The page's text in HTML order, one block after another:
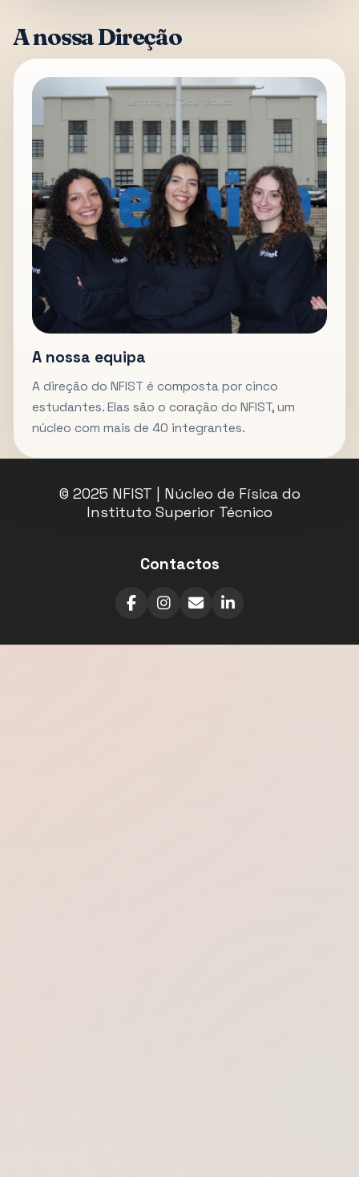
A nossa Direção
A nossa equipa
A direção do NFIST é composta por cinco
estudantes. Elas são o coração do NFIST, um
núcleo com mais de 40 integrantes.
© 2025 NFIST | Núcleo de Física do
Instituto Superior Técnico
Contactos